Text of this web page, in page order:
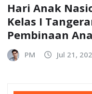
Hari Anak
Kelas I
Pembinaan
PM Jul 21,